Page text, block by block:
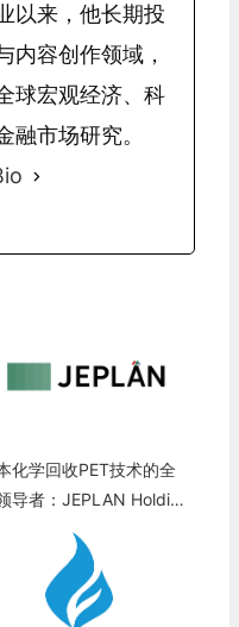
以来，他长期投
内容创作领域，
球宏观经济、科
融市场研究。
化学回收PET技术的全
导者：JEPLAN Holdin
Inc.(JPL)